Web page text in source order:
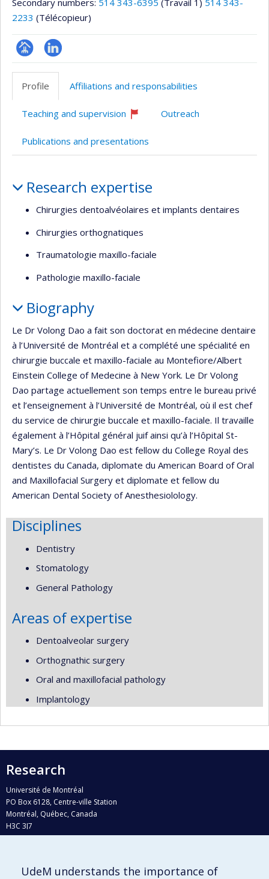
2233 (Télécopieur)
Page LinkedIn
Profile
Affiliations and responsabilities
Teaching and supervision
recruiting
Outreach
Publications and presentations
Research expertise
Chirurgies dentoalvéolaires et implants dentaires
Chirurgies orthognatiques
Traumatologie maxillo-faciale
Pathologie maxillo-faciale
Biography
Le Dr Volong Dao a fait son doctorat en médecine dentaire
à l’Université de Montréal et a complété une spécialité en
chirurgie buccale et maxillo-faciale au Montefiore/Albert
Einstein College of Medecine à New York. Le Dr Volong
Dao partage actuellement son temps entre le bureau privé
et l’enseignement à l’Université de Montréal, où il est chef
du service de chirurgie buccale et maxillo-faciale. Il travaille
également à l’Hôpital général juif ainsi qu’à l’Hôpital St-
Mary’s. Le Dr Volong Dao est fellow du College Royal des
dentistes du Canada, diplomate du American Board of Oral
and Maxillofacial Surgery et diplomate et fellow du
American Dental Society of Anesthesiolology.
Disciplines
Dentistry
Stomatology
General Pathology
Areas of expertise
Dentoalveolar surgery
Orthognathic surgery
Oral and maxillofacial pathology
Implantology
Research
Université de Montréal
PO Box 6128, Centre-ville Station
Montréal, Québec, Canada
H3C 3J7
UdeM understands the importance of